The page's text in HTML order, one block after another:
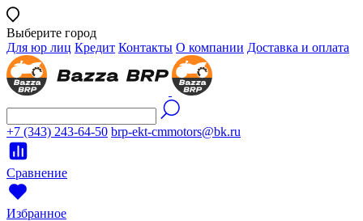
Выберите город
Для юр лиц Кредит Контакты О компании Доставка и оплата
+7 (343) 243-64-50 brp-ekt-cmmotors@bk.ru
Сравнение
Избранное